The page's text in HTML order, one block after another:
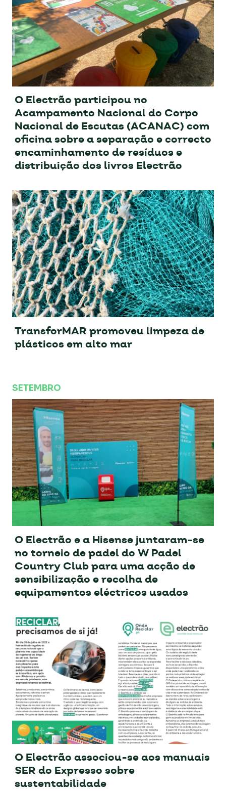
O Electrão participou no
Acampamento Nacional do Corpo
Nacional de Escutas (ACANAC) com
oficina sobre a separação e correcto
encaminhamento de resíduos e
distribuição dos livros Electrão
TransforMAR promoveu limpeza de
plásticos em alto mar
SETEMBRO
O Electrão e a Hisense juntaram-se
no torneio de padel do W Padel
Country Club para uma acção de
sensibilização e recolha de
equipamentos eléctricos usados
O Electrão associou-se aos manuais
SER do Expresso sobre
sustentabilidade